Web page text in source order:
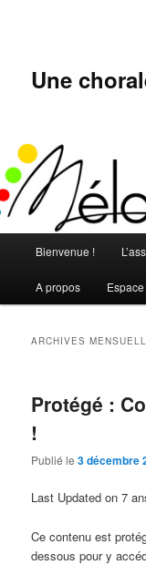
Une
principal
Bienvenue !
A propos
ARCHIVES
Protégé :
!
Publié le3 décembre
Last Updated on 7
Ce contenu est
dessous pour y